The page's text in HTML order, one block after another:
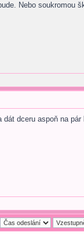
Nebo soukromou
dceru aspoň na pár